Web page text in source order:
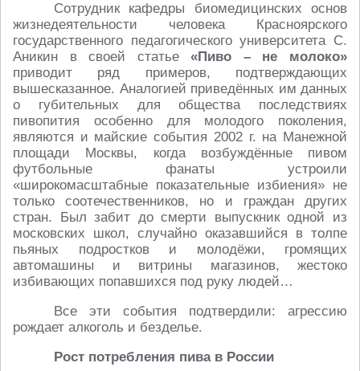
Сотрудник кафедры биомедицинских основ
жизнедеятельности человека Красноярского
государственного педагогического университета С.
Аникин в своей статье«Пиво – не молоко»
приводит ряд примеров, подтверждающих
вышесказанное. Аналогией приведённых им данных
о губительных для общества последствиях
пивопития особенно для молодого поколения,
являются и майские события 2002 г. на Манежной
площади Москвы, когда возбуждённые пивом
футбольные фанаты устроили
«широкомасштабные показательные избиения» не
только соотечественников, но и граждан других
стран. Был забит до смерти выпускник одной из
московских школ, случайно оказавшийся в толпе
пьяных подростков и молодёжи, громящих
автомашины и витрины магазинов, жестоко
избивающих попавшихся под руку людей…
Все эти события подтвердили: агрессию
рождает алкоголь и безделье.
Рост потребления пива в России